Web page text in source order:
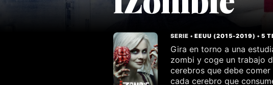
SERIE •EEUU (2015-2019) •5
Gira en torno a una
zombi y coge un trabajo
cerebros que debe
cada cerebro que